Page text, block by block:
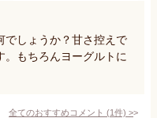
でしょうか？甘さ控えで
もちろんヨーグルトに
全てのおすすめコメント (1件) >